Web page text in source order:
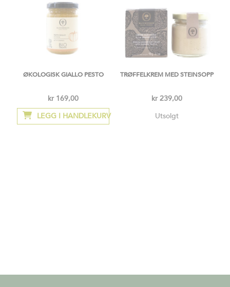
ØKOLOGISK GIALLO PESTO
kr 169,00
LEGG I HANDLEKURV
TRØFFELKREM MED STEINSOPP
kr 239,00
Utsolgt